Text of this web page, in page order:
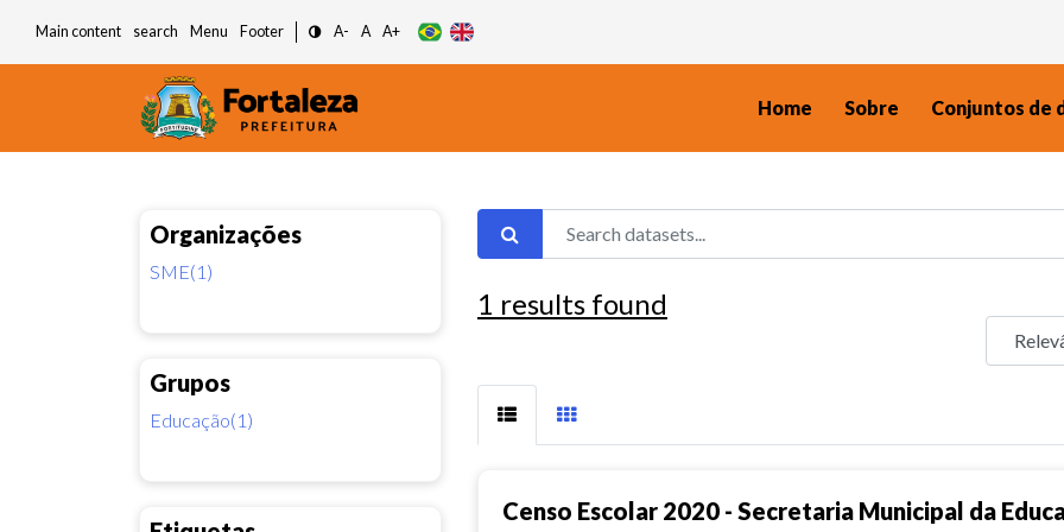
Main content search Menu Footer A- A A+
Home Sobre Conjuntos de
Organizações
SME(1)
Grupos
Educação(1)
1 results found
Censo Escolar 2020 - Secretaria Municipal da